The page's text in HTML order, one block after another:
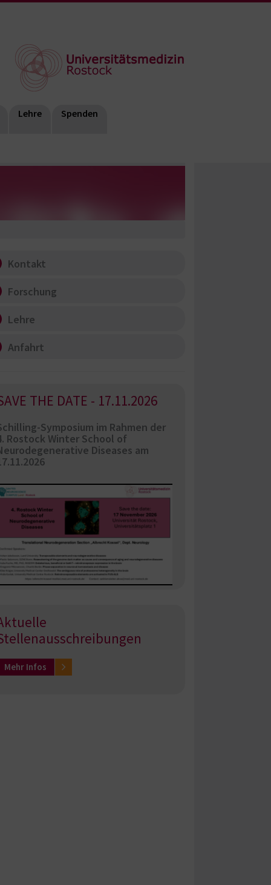
Lehre Spenden
Kontakt
Forschung
Lehre
Anfahrt
THE DATE - 17.11.2026
Symposium im Rahmen der
Rostock Winter School of
Diseases am
Mehr Infos